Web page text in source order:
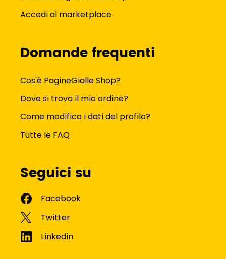
Accedi al marketplace
Domande frequenti
Cos'è PagineGialle Shop?
Dove si trova il mio ordine?
Come modifico i dati del profilo?
Tutte le FAQ
Seguici su